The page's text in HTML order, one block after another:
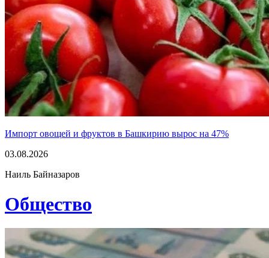
Импорт овощей и фруктов в Башкирию вырос на 47%
03.08.2026
Наиль Байназаров
Общество